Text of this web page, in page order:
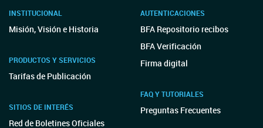
INSTITUCIONAL
Misión, Visión e Historia
PRODUCTOS Y SERVICIOS
Tarifas de Publicación
SITIOS DE INTERÉS
Red de Boletines Oficiales
AUTENTICACIONES
BFA Repositorio recibos
BFA Verificación
Firma digital
FAQ Y TUTORIALES
Preguntas Frecuentes